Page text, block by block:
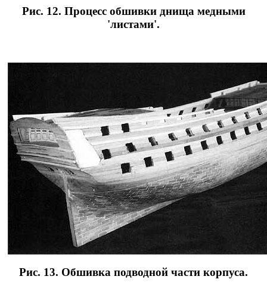
Рис. 12. Процесс обшивки днища медными
'листами'.
Рис. 13. Обшивка подводной части корпуса.